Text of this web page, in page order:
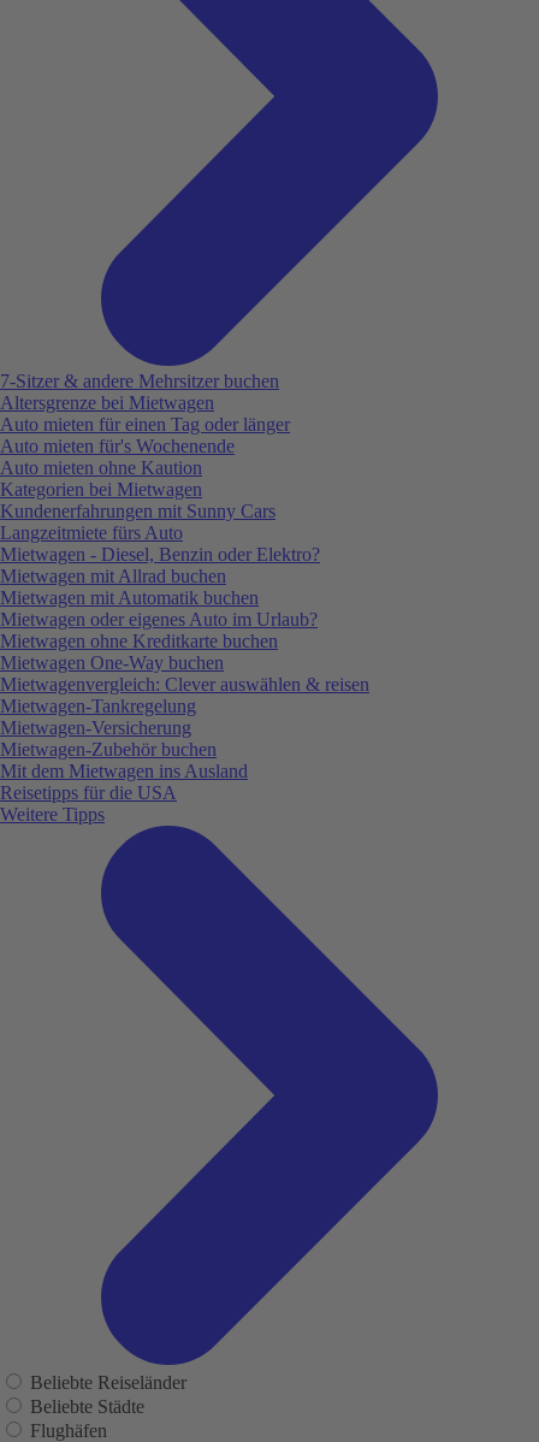
7-Sitzer & andere Mehrsitzer buchen
Altersgrenze bei Mietwagen
Auto mieten für einen Tag oder länger
Auto mieten für's Wochenende
Auto mieten ohne Kaution
Kategorien bei Mietwagen
Kundenerfahrungen mit Sunny Cars
Langzeitmiete fürs Auto
Mietwagen - Diesel, Benzin oder Elektro?
Mietwagen mit Allrad buchen
Mietwagen mit Automatik buchen
Mietwagen oder eigenes Auto im Urlaub?
Mietwagen ohne Kreditkarte buchen
Mietwagen One-Way buchen
Mietwagenvergleich: Clever auswählen & reisen
Mietwagen-Tankregelung
Mietwagen-Versicherung
Mietwagen-Zubehör buchen
Mit dem Mietwagen ins Ausland
Reisetipps für die USA
Weitere Tipps
Beliebte Reiseländer
Beliebte Städte
Flughäfen